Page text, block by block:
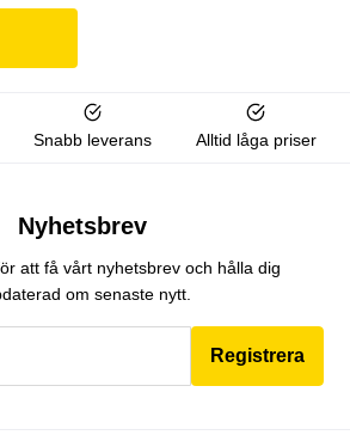
Snabb leverans Alltid låga priser
Nyhetsbrev
att få vårt nyhetsbrev och hålla dig
om senaste nytt.
Registrera